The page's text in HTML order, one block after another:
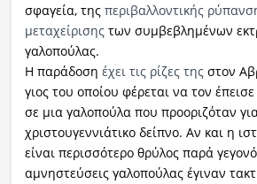
σφαγεία, της περιβαλλοντικής
μεταχείρισηςτων συμβεβλημένων
γαλοπούλας.
Η παράδοση έχει τις ρίζες τηςστον
γιος του οποίου φέρεται να τον
σε μια γαλοπούλα που προοριζόταν
χριστουγεννιάτικο δείπνο. Αν και η
είναι περισσότερο θρύλος παρά
αμνηστεύσεις γαλοπούλας έγιναν